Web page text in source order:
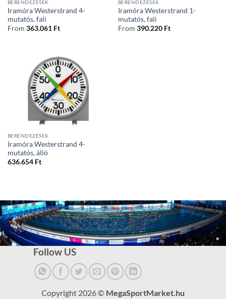
BERENDEZÉSEK
Iramóra Westerstrand 4-
mutatós, fali
From 363.061 Ft
BERENDEZÉSEK
Iramóra Westerstrand 1-
mutatós, fali
From 390.220 Ft
BERENDEZÉSEK
Iramóra Westerstrand 4-
mutatós, álló
636.654 Ft
Follow US
Copyright 2026 © MegaSportMarket.hu